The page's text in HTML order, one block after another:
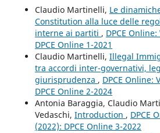
Claudio Martinelli, Le
Constitution alla luce delle
interne ai partiti , DPCE
DPCE Online 1-2021
Claudio Martinelli, Illegal
tra accordi inter-governativi,
giurisprudenza , DPCE Online:
DPCE Online 2-2024
Antonia Baraggia, Claudio
Vedaschi, Introduction , DPCE
(2022): DPCE Online 3-2022